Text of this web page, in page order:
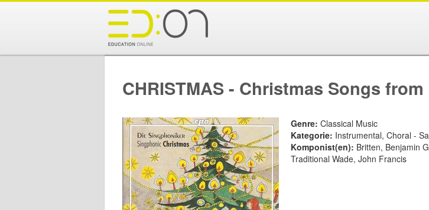
CHRISTMAS - Christmas Songs
Genre: Classical Music
Kategorie: Instrumental, Choral -
Komponist(en): Britten, Benjamin
Traditional Wade, John Francis